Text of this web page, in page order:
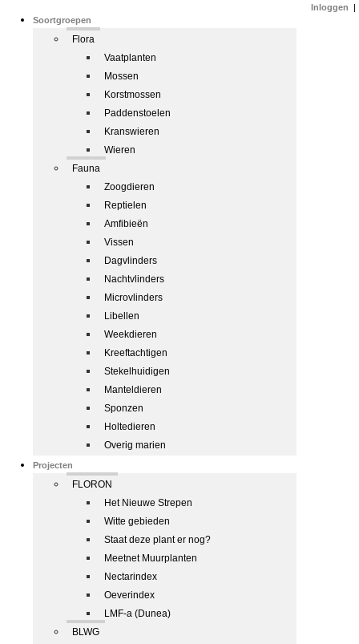
Soortgroepen
Flora
Vaatplanten
Mossen
Korstmossen
Paddenstoelen
Kranswieren
Wieren
Fauna
Zoogdieren
Reptielen
Amfibieën
Vissen
Dagvlinders
Nachtvlinders
Microvlinders
Libellen
Weekdieren
Kreeftachtigen
Stekelhuidigen
Manteldieren
Sponzen
Holtedieren
Overig marien
Projecten
FLORON
Het Nieuwe Strepen
Witte gebieden
Staat deze plant er nog?
Meetnet Muurplanten
Nectarindex
Oeverindex
LMF-a (Dunea)
BLWG
Inloggen |